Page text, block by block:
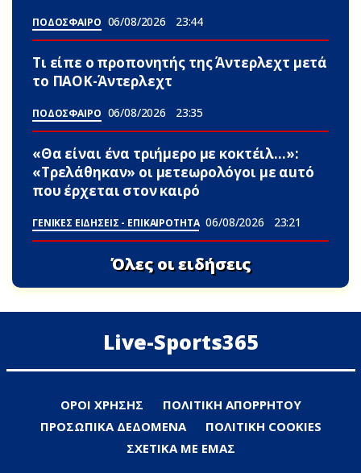
ΠΟΔΟΣΦΑΙΡΟ 06/08/2026 23:44
Τι είπε ο προπονητής της Άντερλεχτ μετά
το ΠΑΟΚ-Άντερλεχτ
ΠΟΔΟΣΦΑΙΡΟ 06/08/2026 23:35
«Θα είναι ένα τριήμερο με κοκτέιλ…»:
«Τρελάθηκαν» οι μετεωρολόγοι με αuτό
που έρχεται στον καιρό
ΓΕΝΙΚΕΣ ΕΙΔΗΣΕΙΣ - ΕΠΙΚΑΙΡΟΤΗΤΑ 06/08/2026 23:21
Όλες οι ειδήσεις
Live-Sports365
ΟΡΟΙ ΧΡΗΣΗΣ
ΠΟΛΙΤΙΚΗ ΑΠΟΡΡΗΤΟΥ
ΠΡΟΣΩΠΙΚΑ ΔΕΔΟΜΕΝΑ
ΠΟΛΙΤΙΚΗ COOKIES
ΣΧΕΤΙΚΑ ΜΕ ΕΜΑΣ